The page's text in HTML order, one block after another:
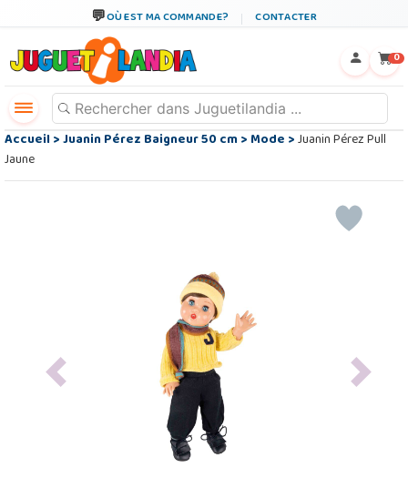
OÙ EST MA COMMANDE? CONTACTER
0
Accueil>Juanin Pérez Baigneur 50 cm>Mode>Juanin Pérez Pull
Jaune
Previous Next